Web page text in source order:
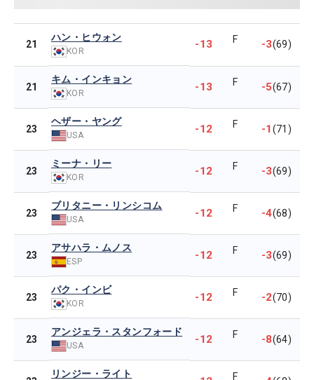
21
ハン・ヒウォン
KOR
-13 F -3(69)
21
キム・インキョン
KOR -13 F -5(67)
23
ヘザー・ヤング
USA -12 F -1(71)
23
ミーナ・リー
KOR -12 F -3(69)
23
ブリタニー・リンシコム
USA -12 F -4(68)
23
アサハラ・ムノス
ESP -12 F -3(69)
23
パク・インビ
KOR -12 F -2(70)
23
アンジェラ・スタンフォード
USA -12 F -8(64)
リンジー・ライト F